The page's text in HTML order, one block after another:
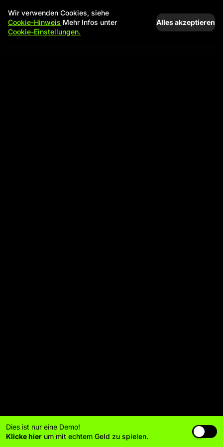
Dies ist nur eine Demo!
Klicke hier um mit echtem Geld zu spielen.
Wir verwenden Cookies, siehe
Cookie-Hinweis Mehr Infos unter
Cookie-Einstellungen.
Alles akzeptieren